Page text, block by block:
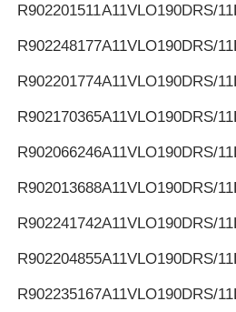
R902201511A11VLO190DRS/
R902248177A11VLO190DRS/
R902201774A11VLO190DRS/
R902170365A11VLO190DRS/
R902066246A11VLO190DRS/
R902013688A11VLO190DRS/
R902241742A11VLO190DRS/
R902204855A11VLO190DRS/
R902235167A11VLO190DRS/